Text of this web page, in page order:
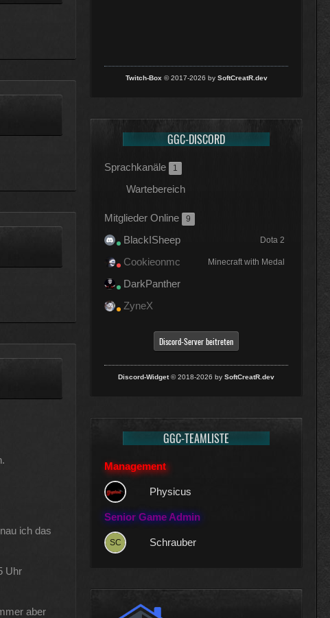
ich das
Uhr
aber
Twitch-Box © 2017-2026 by SoftCreatR.dev
GGC-DISCORD
Sprachkanäle 1
Wartebereich
Mitglieder Online 9
BlackISheep Dota 2
Cookieonmc Minecraft with Medal
DarkPanther
ZyneX
Discord-Server beitreten
Discord-Widget© 2018-2026 by SoftCreatR.dev
GGC-TEAMLISTE
Management
Physicus
Senior Game Admin
Schrauber